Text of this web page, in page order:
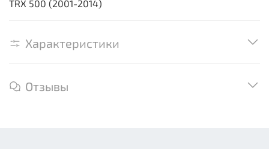
TRX 500 (2001-2014)
Характеристики
Отзывы